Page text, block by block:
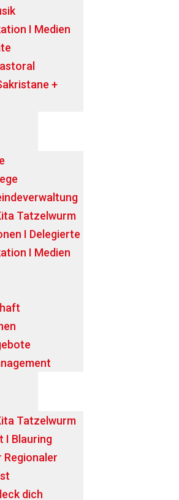
I Medien
+
Tatzelwurm
I Delegierte
I Medien
Tatzelwurm
I Blauring
Regionaler
dich